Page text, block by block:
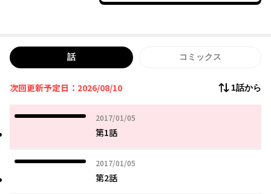
話 コミックス
次回更新予定日：2026/08/10 1話から
2017/01/05
2017年01月05日
第1話
2017/01/05
2017年01月05日
第2話